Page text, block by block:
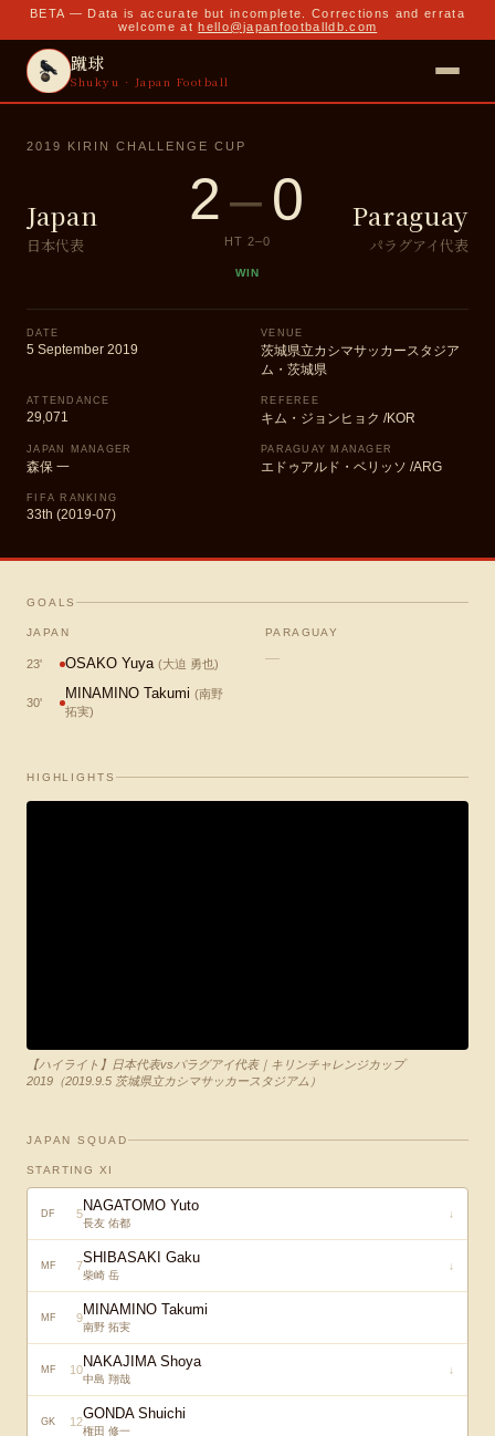
BETA — Data is accurate but incomplete. Corrections and errata
welcome at hello@japanfootballdb.com
蹴球
Shukyu · Japan Football
2019 KIRIN CHALLENGE CUP
Japan
日本代表
2–0
HT 2–0
WIN
Paraguay
パラグアイ代表
DATE
5 September 2019
VENUE
茨城県立カシマサッカースタジア
ム・茨城県
ATTENDANCE
29,071
REFEREE
キム・ジョンヒョク /KOR
JAPAN MANAGER
森保 一
PARAGUAY MANAGER
エドゥアルド・ベリッソ /ARG
FIFA RANKING
33th (2019-07)
GOALS
JAPAN
23' OSAKO Yuya (大迫 勇也)
30'
MINAMINO Takumi (南野
拓実)
PARAGUAY
—
HIGHLIGHTS
【ハイライト】日本代表vsパラグアイ代表｜キリンチャレンジカップ
2019（2019.9.5 茨城県立カシマサッカースタジアム）
JAPAN SQUAD
STARTING XI
DF 5NAGATOMO Yuto
長友 佑都
↓
MF 7SHIBASAKI Gaku
柴崎 岳
↓
MF 9MINAMINO Takumi
南野 拓実
MF 10NAKAJIMA Shoya
中島 翔哉
↓
GK 12GONDA Shuichi
権田 修一